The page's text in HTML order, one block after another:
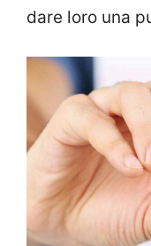
dare loro una